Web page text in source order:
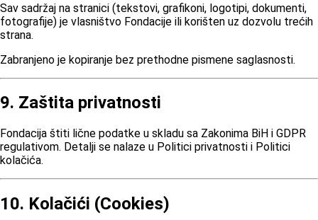
Sav sadržaj na stranici (tekstovi, grafikoni, logotipi, dokumenti,
fotografije) je vlasništvo Fondacije ili korišten uz dozvolu trećih
strana.
Zabranjeno je kopiranje bez prethodne pismene saglasnosti.
9. Zaštita privatnosti
Fondacija štiti lične podatke u skladu sa Zakonima BiH i GDPR
regulativom. Detalji se nalaze u Politici privatnosti i Politici
kolačića.
10. Kolačići (Cookies)